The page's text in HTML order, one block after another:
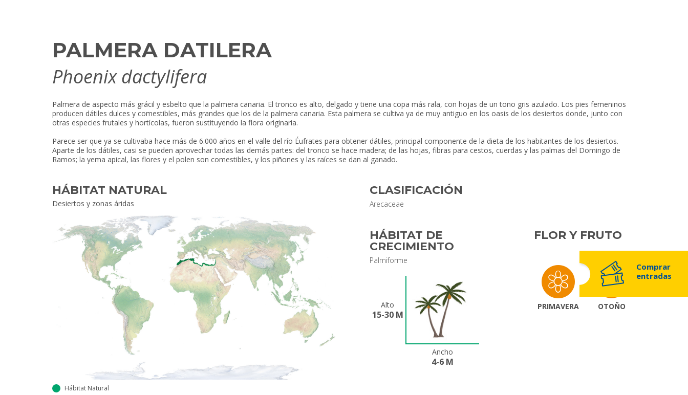
Comprar
entradas
PALMERA DATILERA
Phoenix dactylifera
Palmera de aspecto más grácil y esbelto que la palmera canaria. El tronco es alto, delgado y tiene una copa más rala, con hojas de un tono gris azulado. Los pies femeninos
producen dátiles dulces y comestibles, más grandes que los de la palmera canaria. Esta palmera se cultiva ya de muy antiguo en los oasis de los desiertos donde, junto con
otras especies frutales y hortícolas, fueron sustituyendo la flora originaria.
Parece ser que ya se cultivaba hace más de 6.000 años en el valle del río Éufrates para obtener dátiles, principal componente de la dieta de los habitantes de los desiertos.
Aparte de los dátiles, casi se pueden aprovechar todas las demás partes: del tronco se hace madera; de las hojas, fibras para cestos, cuerdas y las palmas del Domingo de
Ramos; la yema apical, las flores y el polen son comestibles, y los piñones y las raíces se dan al ganado.
HÁBITAT NATURAL
Desiertos y zonas áridas
Hábitat Natural
CLASIFICACIÓN
Arecaceae
HÁBITAT DE
CRECIMIENTO
Palmiforme
Ancho
4-6 M
Alto
15-30 M
FLOR Y FRUTO
PRIMAVERA OTOÑO